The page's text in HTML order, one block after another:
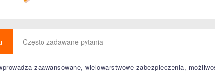
Często zadawane pytania
zaawansowane, wielowarstwowe zabezpieczenia,